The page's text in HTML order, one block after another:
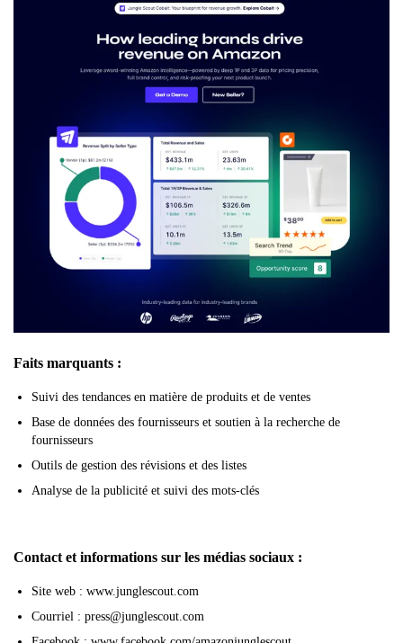
Faits marquants :
Suivi des tendances en matière de produits et de ventes
Base de données des fournisseurs et soutien à la recherche de
fournisseurs
Outils de gestion des révisions et des listes
Analyse de la publicité et suivi des mots-clés
Contact et informations sur les médias sociaux :
Site web : www.junglescout.com
Courriel : press@junglescout.com